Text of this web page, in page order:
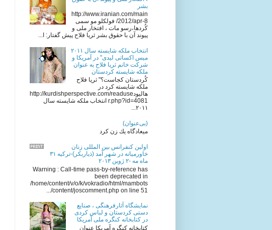
بشر
http://www.iranian.com/main
/2012/apr-8 فولکلو مو سمی
کُردها،رسو مات ، افتخار ملی و
پیوند آن با حقوق بشر ثریا فلاح پیش گفتار: ا...
انتخاب ملکه شایسته سال ٢٠١١
میس اکساتی لیدی" در آمریکا و
شرکت خانم ثریا فلاح به عنوان
ملکه شایسته کردستان
کُردستان کجاست؟" ثریا فلاح
ملکه شایسته کرد در
هالیودhttp://kurdishperspective.com/readuse
r.php?id=4081 انتخاب ملکه شایسته سال
٢٠١١...
(بی‌عنوان)
میعادگاه یك زن كرد
اولين كنفرانس بين المللى زنان
خاورميانه در شهر آمد (ذياربكر)-تركيه ٣١
ماه مه -٢ ژوين ٢٠١٣
Warning : Call-time pass-by-reference has
been deprecated in
/home/content/v/o/k/vokradio/html/mambots
/content/joscomment.php on line 51...
نمایشگاه آثارفرهنگی ، صنایع
دستی کردستان و لباس کردی
در کتابخانه کنگره ملی آمریکا
کتابخانه کنگره آمریکا عنوان